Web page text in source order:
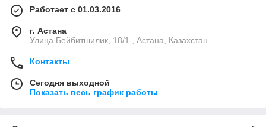
Работает с 01.03.2016
г. Астана
Улица Бейбитшилик, 18/1 , Астана, Казахстан
Контакты
Сегодня выходной
Показать весь график работы